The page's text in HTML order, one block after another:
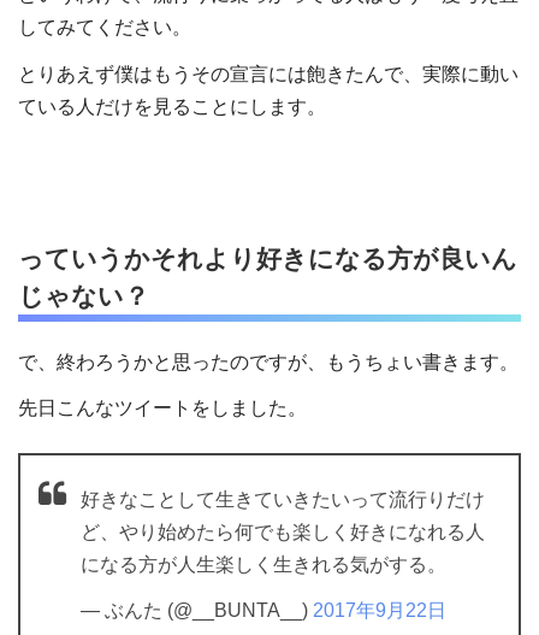
してみてください。
とりあえず僕はもうその宣言には飽きたんで、実際に動い
ている人だけを見ることにします。
っていうかそれより好きになる方が良いん
じゃない？
で、終わろうかと思ったのですが、もうちょい書きます。
先日こんなツイートをしました。
好きなことして生きていきたいって流行りだけ
ど、やり始めたら何でも楽しく好きになれる人
になる方が人生楽しく生きれる気がする。
— ぶんた (@__BUNTA__) 2017年9月22日